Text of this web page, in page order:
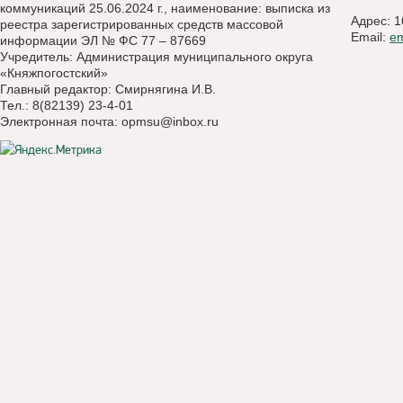
коммуникаций 25.06.2024 г., наименование: выписка из
реестра зарегистрированных средств массовой
информации ЭЛ № ФС 77 – 87669
Учредитель: Администрация муниципального округа
«Княжпогостский»
Главный редактор: Смирнягина И.В.
Тел.: 8(82139) 23-4-01
Электронная почта: opmsu@inbox.ru
Адрес:
Email: